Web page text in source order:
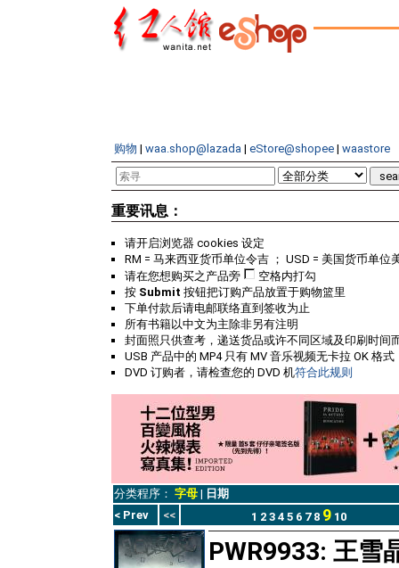
购物 | waa.shop@lazada | eStore@shopee | waastore
重要讯息：
请开启浏览器 cookies 设定
RM = 马来西亚货币单位令吉 ； USD = 美国货币单位
请在您想购买之产品旁
空格内打勾
按 Submit 按钮把订购产品放置于购物篮里
下单付款后请电邮联络直到签收为止
所有书籍以中文为主除非另有注明
封面照只供查考，递送货品或许不同区域及印刷时间
USB 产品中的 MP4 只有 MV 音乐视频无卡拉 OK 格式
DVD 订购者，请检查您的 DVD 机符合此规则
分类程序： 字母 | 日期
< Prev
<< 1 2 3 4 5 6 7 8 9 10
PWR9933: 王雪